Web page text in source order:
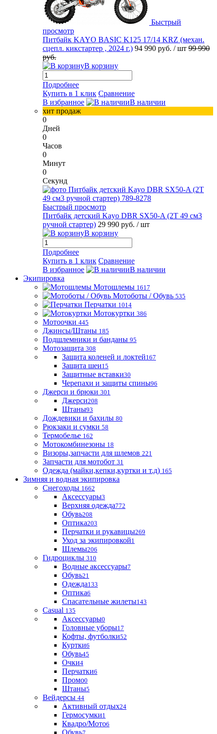
Быстрый
просмотр
Питбайк KAYO BASIC K125 17/14 KRZ (механ.
сцепл. кикстартер , 2024 г.) 94 990 руб. / шт 99 990
руб.
В корзину
Подробнее
Купить в 1 клик Сравнение
В избранное
В наличии
хит продаж
0
Дней
0
Часов
0
Минут
0
Секунд
Быстрый просмотр
Питбайк детский Kayo DBR SX50-A (2T 49 см3
ручной стартер) 29 990 руб. / шт
В корзину
Подробнее
Купить в 1 клик Сравнение
В избранное
В наличии
Экипировка
Мотошлемы 1617
Мотоботы / Обувь 535
Перчатки 1014
Мотокуртки 386
Мотоочки 445
Джинсы/Штаны 185
Подшлемники и банданы 95
Мотозащита 308
Защита коленей и локтей167
Защита шеи15
Защитные вставки30
Черепахи и защиты спины96
Джерси и брюки 301
Джерси208
Штаны93
Дождевики и бахилы 80
Рюкзаки и сумки 58
Термобелье 162
Мотокомбинезоны 18
Визоры,запчасти для шлемов 221
Запчасти для мотобот 31
Одежда (майки,кепки,куртки и т.д) 165
Зимняя и водная экипировка
Снегоходы 1662
Аксессуары3
Верхняя одежда772
Обувь208
Оптика203
Перчатки и рукавицы269
Уход за экипировкой1
Шлемы206
Гидроциклы 310
Водные аксессуары7
Обувь21
Одежда133
Оптика6
Спасательные жилеты143
Casual 135
Аксессуары0
Головные уборы17
Кофты, футболки52
Куртки6
Обувь45
Очки4
Перчатки6
Промо0
Штаны5
Вейдерсы 44
Активный отдых24
Гермосумки1
Квадро/Мото6
Обувь